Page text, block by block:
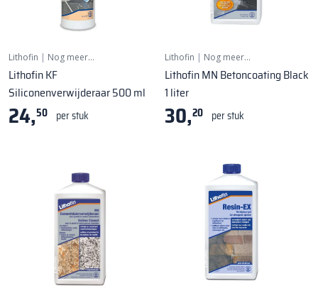
Lithofin | Nog meer…
Lithofin KF
Siliconenverwijderaar 500 ml
24,50 per stuk
Lithofin | Nog meer…
Lithofin MN Betoncoating Black
1 liter
30,20 per stuk